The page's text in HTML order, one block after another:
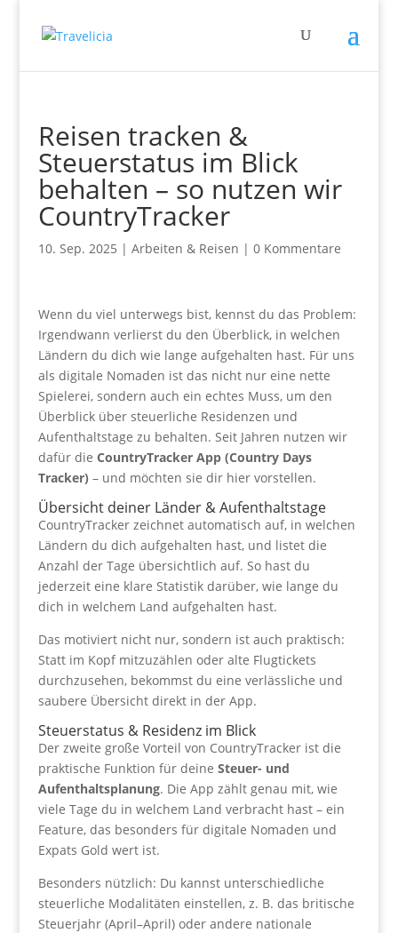
Reisen tracken &
Steuerstatus im Blick
behalten – so nutzen wir
CountryTracker
10. Sep. 2025 | Arbeiten & Reisen | 0 Kommentare
Wenn du viel unterwegs bist, kennst du das Problem:
Irgendwann verlierst du den Überblick, in welchen
Ländern du dich wie lange aufgehalten hast. Für uns
als digitale Nomaden ist das nicht nur eine nette
Spielerei, sondern auch ein echtes Muss, um den
Überblick über steuerliche Residenzen und
Aufenthaltstage zu behalten. Seit Jahren nutzen wir
dafür die CountryTracker App (Country Days
Tracker) – und möchten sie dir hier vorstellen.
Übersicht deiner Länder & Aufenthaltstage
CountryTracker zeichnet automatisch auf, in welchen
Ländern du dich aufgehalten hast, und listet die
Anzahl der Tage übersichtlich auf. So hast du
jederzeit eine klare Statistik darüber, wie lange du
dich in welchem Land aufgehalten hast.
Das motiviert nicht nur, sondern ist auch praktisch:
Statt im Kopf mitzuzählen oder alte Flugtickets
durchzusehen, bekommst du eine verlässliche und
saubere Übersicht direkt in der App.
Steuerstatus & Residenz im Blick
Der zweite große Vorteil von CountryTracker ist die
praktische Funktion für deine Steuer- und
Aufenthaltsplanung. Die App zählt genau mit, wie
viele Tage du in welchem Land verbracht hast – ein
Feature, das besonders für digitale Nomaden und
Expats Gold wert ist.
Besonders nützlich: Du kannst unterschiedliche
steuerliche Modalitäten einstellen, z. B. das britische
Steuerjahr (April–April) oder andere nationale